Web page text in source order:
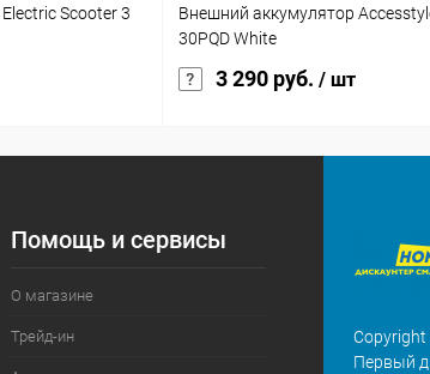
Scooter 3
Внешний аккумулятор
30PQD White
3 290 руб. / шт
Помощь и сервисы
О магазине
Трейд-ин
Copyright
Первый